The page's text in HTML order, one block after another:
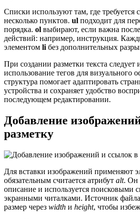
Списки используют там, где требуется
несколько пунктов. ul подходит для
порядка. ol выбирают, если важна
действий: например, инструкция.
элементом li без дополнительных
При создании разметки текста следует
использование тегов для визуального
структура помогает адаптировать
устройства и сохраняет удобство
последующем редактировании.
Добавление
разметку
Для вставки изображений применяют
обязательным считается атрибут alt. Он
описание и используется поисковыми
экранными читалками. Источник файла
размер через width и height, чтобы